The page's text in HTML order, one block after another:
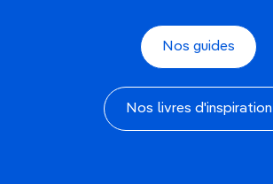
Nos guides
Nos livres d'inspiration